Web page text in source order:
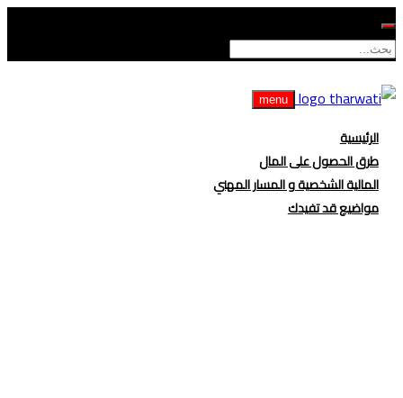
menu
الرئيسية
طرق الحصول على المال
المالية الشخصية و المسار المهني
مواضيع قد تفيدك